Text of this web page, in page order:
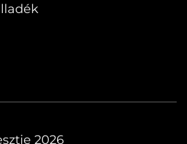
2026